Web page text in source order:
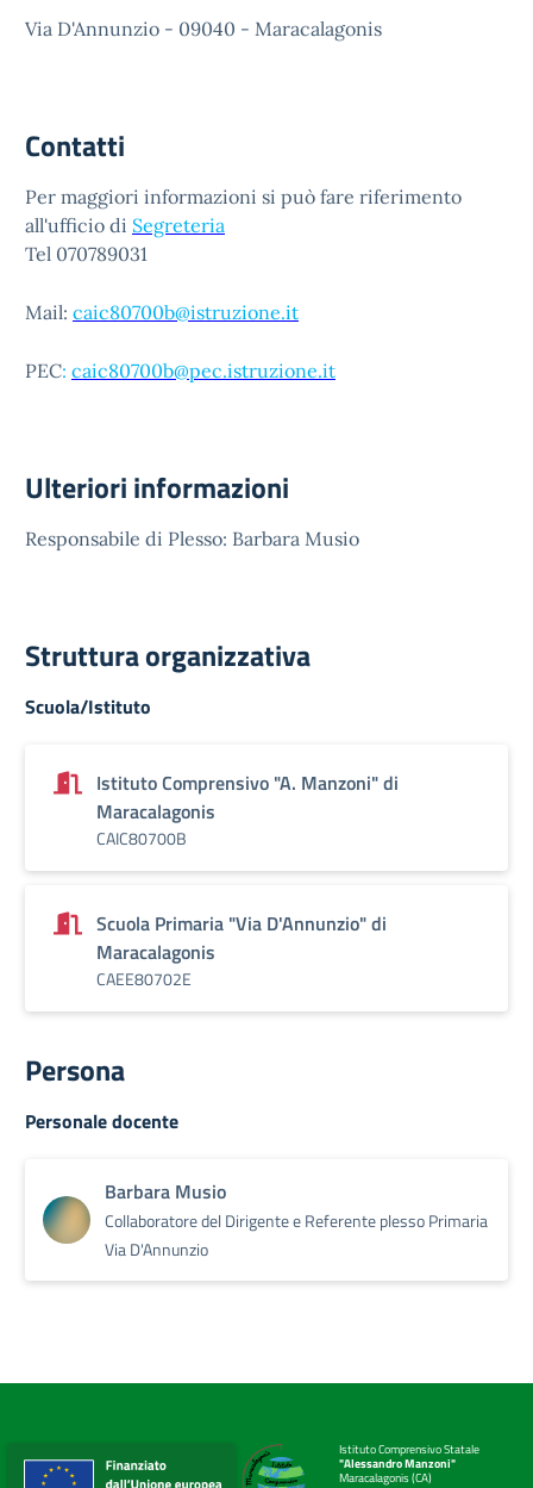
Via D'Annunzio - 09040 - Maracalagonis
Contatti
Per maggiori informazioni si può fare riferimento
all'ufficio di Segreteria
Tel 070789031
Mail: caic80700b@istruzione.it
PEC: caic80700b@pec.istruzione.it
Ulteriori informazioni
Responsabile di Plesso: Barbara Musio
Struttura organizzativa
Scuola/Istituto
Istituto Comprensivo "A. Manzoni" di
Maracalagonis
CAIC80700B
Scuola Primaria "Via D'Annunzio" di
Maracalagonis
CAEE80702E
Persona
Personale docente
Barbara Musio
Collaboratore del Dirigente e Referente plesso Primaria
Via D'Annunzio
Istituto Comprensivo Statale
"Alessandro Manzoni"
Maracalagonis (CA)